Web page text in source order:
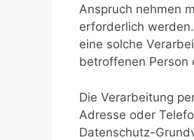
Anspruch nehmen
erforderlich
eine solche
betroffenen Person
Die Verarbeitung
Adresse oder
Datenschutz-